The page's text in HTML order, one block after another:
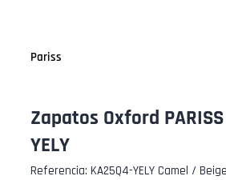
Pariss
Zapatos Oxford
YELY
Referencia: KA25Q4-YELY Camel /